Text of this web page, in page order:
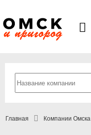
Главная Компании Омска